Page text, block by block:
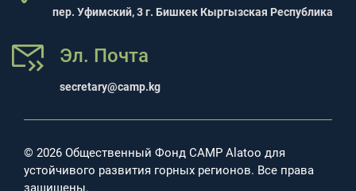
пер. Уфимский, 3 г. Бишкек Кыргызская Республика
Эл. Почта
secretary@camp.kg
© 2026 Общественный Фонд CAMP Alatoo для
устойчивого развития горных регионов. Все права
защищены.